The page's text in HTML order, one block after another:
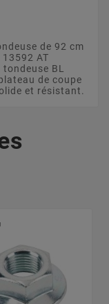
de 92 cm
AT
BL
de coupe
et résistant.